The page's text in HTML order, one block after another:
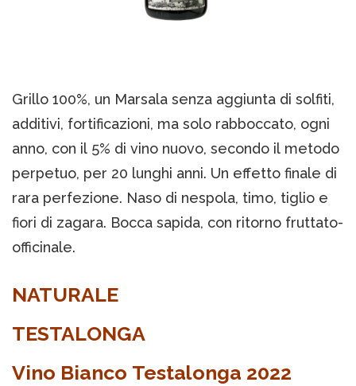
Grillo 100%, un Marsala senza aggiunta di solfiti,
additivi, fortificazioni, ma solo rabboccato, ogni
anno, con il 5% di vino nuovo, secondo il metodo
perpetuo, per 20 lunghi anni. Un effetto finale di
rara perfezione. Naso di nespola, timo, tiglio e
fiori di zagara. Bocca sapida, con ritorno fruttato-
officinale.
NATURALE
TESTALONGA
Vino Bianco Testalonga 2022